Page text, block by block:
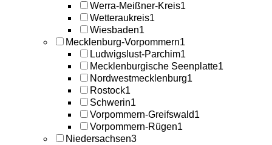
Werra-Meißner-Kreis1
Wetteraukreis1
Wiesbaden1
Mecklenburg-Vorpommern1
Ludwigslust-Parchim1
Mecklenburgische Seenplatte1
Nordwestmecklenburg1
Rostock1
Schwerin1
Vorpommern-Greifswald1
Vorpommern-Rügen1
Niedersachsen3